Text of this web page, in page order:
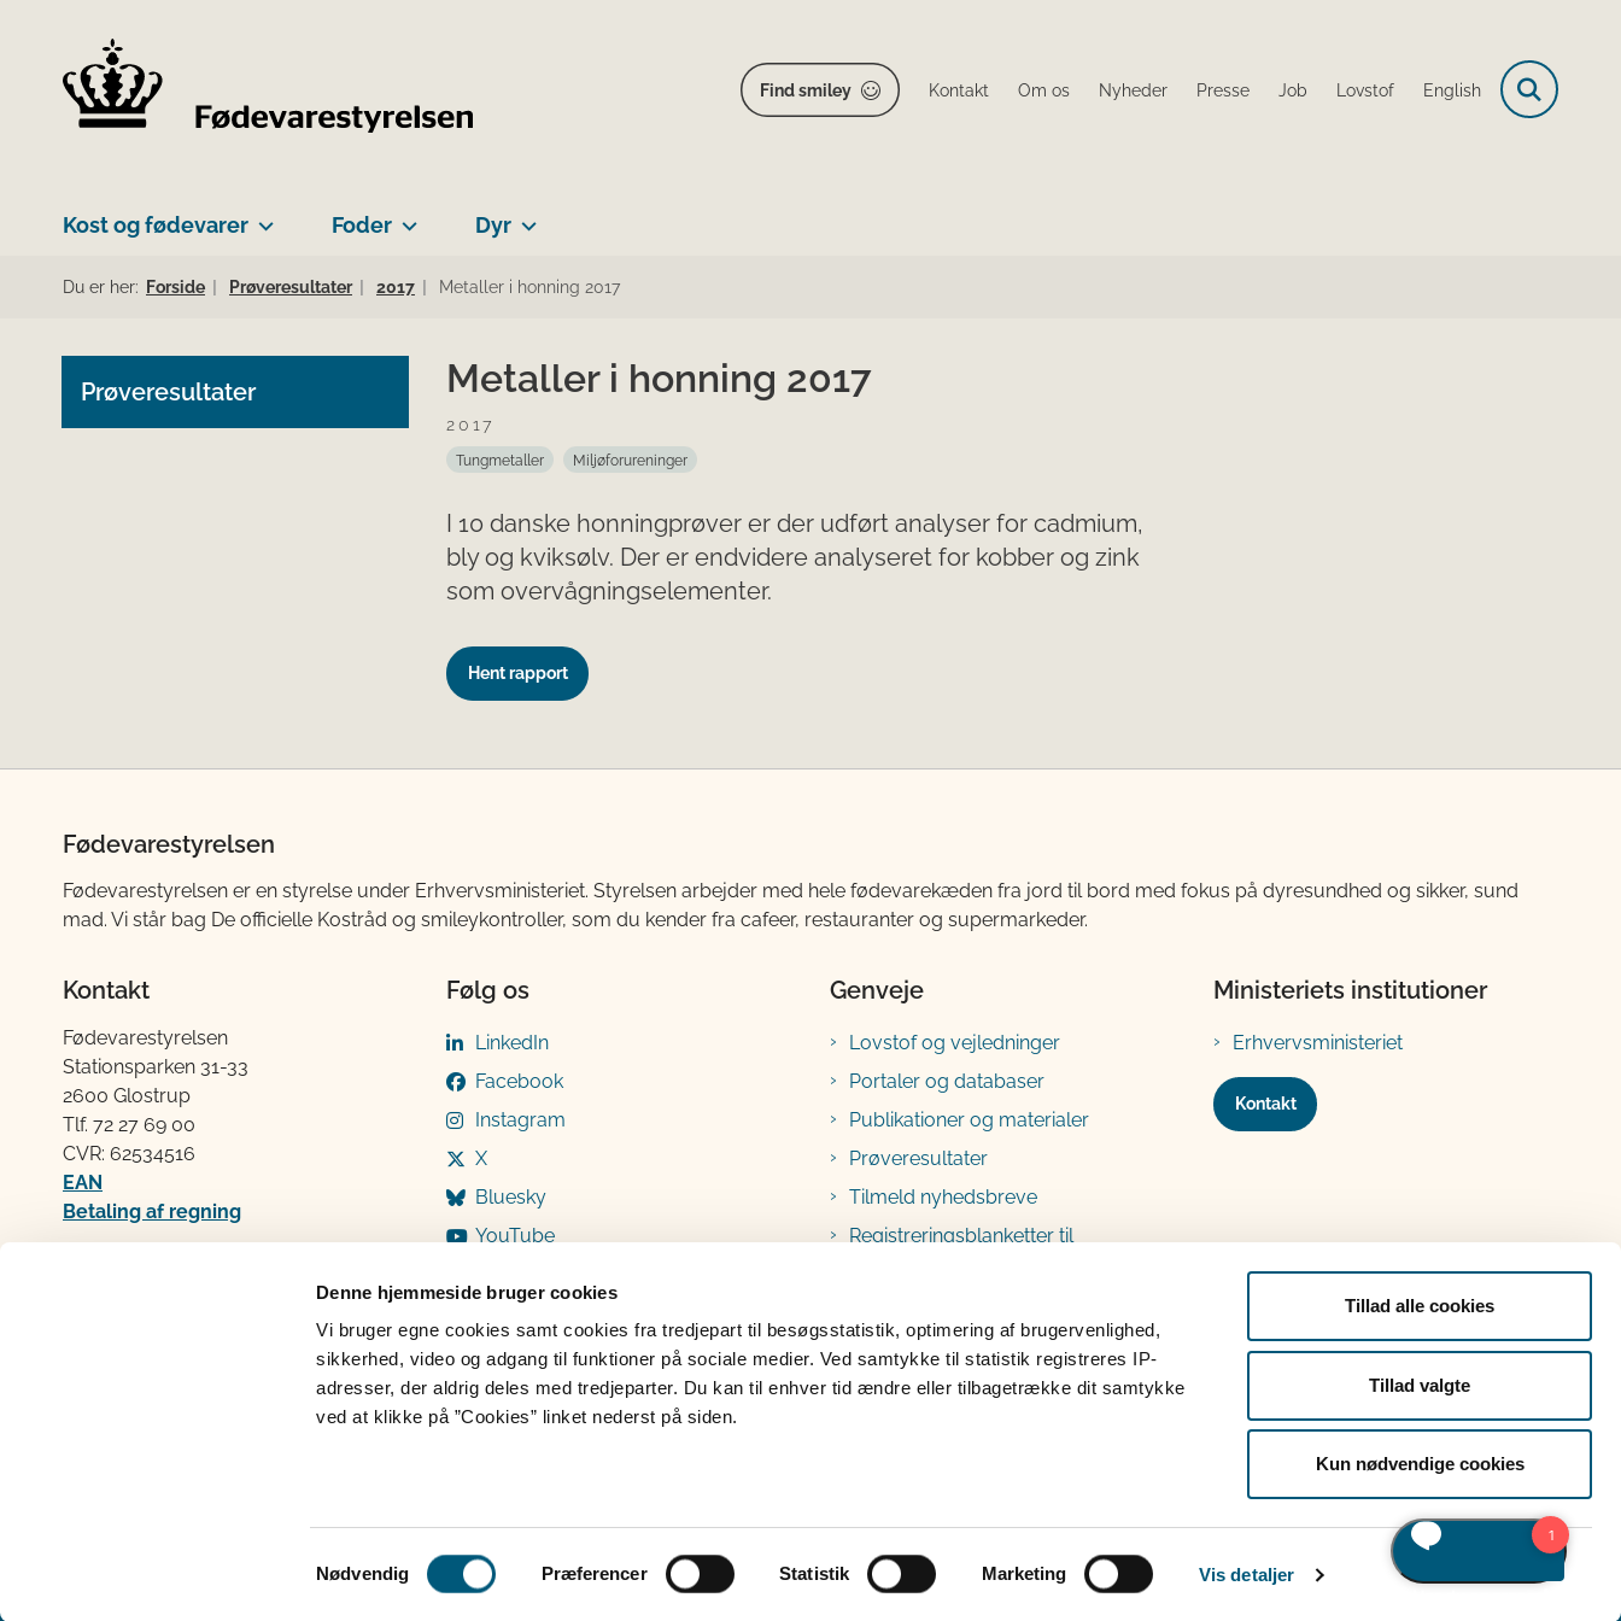
Denne hjemmeside bruger cookies
Vi bruger egne cookies samt cookies fra tredjepart til besøgsstatistik, optimering af brugervenlighed,
sikkerhed, video og adgang til funktioner på sociale medier. Ved samtykke til statistik registreres IP-
adresser, der aldrig deles med tredjeparter. Du kan til enhver tid ændre eller tilbagetrække dit samtykke
ved at klikke på ”Cookies” linket nederst på siden.
Samtykkevalg
Nødvendig Præferencer Statistik Marketing Vis detaljer
Tillad alle cookies
Tillad valgte
Kun nødvendige cookies
Find smiley Kontakt Om os Nyheder Presse Job Lovstof English
Kost og fødevarer Foder Dyr
Du er her: Forside Prøveresultater 2017 Metaller i honning 2017
Prøveresultater Metaller i honning 2017
2017
Tungmetaller Miljøforureninger
I 10 danske honningprøver er der udført analyser for cadmium,
bly og kviksølv. Der er endvidere analyseret for kobber og zink
som overvågningselementer.
Hent rapport
Fødevarestyrelsen
Fødevarestyrelsen er en styrelse under Erhvervsministeriet. Styrelsen arbejder med hele fødevarekæden fra jord til bord med fokus på dyresundhed og sikker, sund
mad. Vi står bag De officielle Kostråd og smileykontroller, som du kender fra cafeer, restauranter og supermarkeder.
Kontakt
Fødevarestyrelsen
Stationsparken 31-33
2600 Glostrup
Tlf. 72 2​​​7 69 00
CVR: 62534516
EAN
Betaling af regning
Følg os
LinkedIn
Facebook
Instagram
X
Bluesky
YouTube
Genveje
Lovstof og vejledninger
Portaler og databaser
Publikationer og materialer
Prøveresultater
Tilmeld nyhedsbreve
Registreringsblanketter til
Ministeriets institutioner
Erhvervsministeriet
Kontakt
Persondatabeskyttelse Tilgængelighedserklæring Klage